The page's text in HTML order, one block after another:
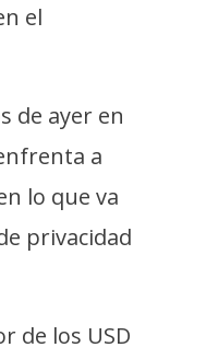
el
de ayer en
a
lo que va
privacidad
de los USD